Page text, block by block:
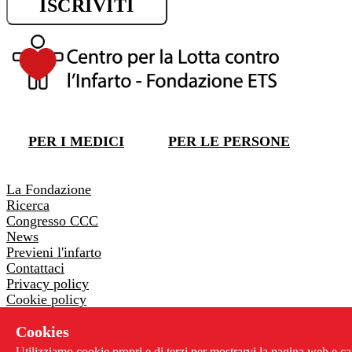
Cookies
ISCRIVITI
PER I MEDICI PER LE PERSONE
La Fondazione
Ricerca
Congresso CCC
News
Previeni l'infarto
Contattaci
Privacy policy
Cookie policy
Via Pontremoli 26 - 00182 Roma